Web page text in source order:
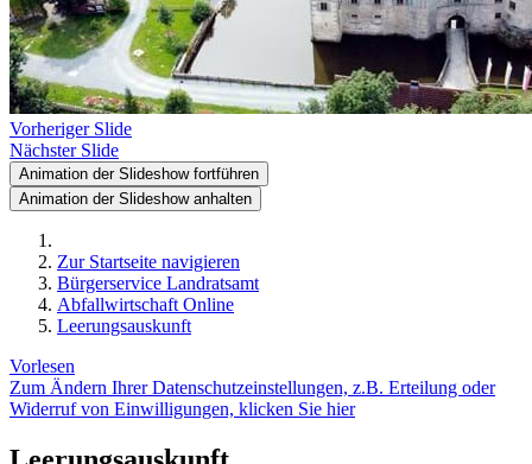
Vorheriger Slide
Nächster Slide
Animation der Slideshow fortführen
Animation der Slideshow anhalten
Zur Startseite navigieren
Bürgerservice Landratsamt
Abfallwirtschaft Online
Leerungsauskunft
Vorlesen
Zum Ändern Ihrer Datenschutzeinstellungen, z.B. Erteilung oder
Widerruf von Einwilligungen, klicken Sie hier